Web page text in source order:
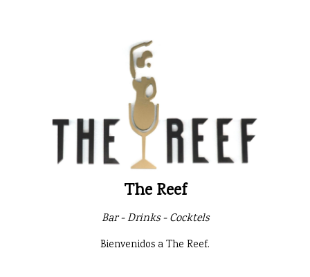
The Reef
Bar - Drinks - Cocktels
Bienvenidos a The Reef.